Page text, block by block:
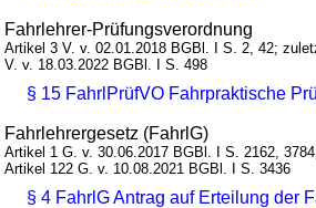
Fahrlehrer-Prüfungsverordnung
Artikel 3 V. v. 02.01.2018 BGBl. I S. 2, 42;
V. v. 18.03.2022 BGBl. I S. 498
§ 15 FahrlPrüfVO Fahrpraktische
Fahrlehrergesetz (FahrlG)
Artikel 1 G. v. 30.06.2017 BGBl. I S. 2162,
Artikel 122 G. v. 10.08.2021 BGBl. I S. 3436
§ 4 FahrlG Antrag auf Erteilung der